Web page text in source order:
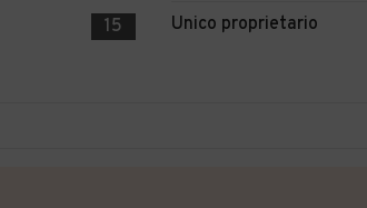
15
Unico proprietario